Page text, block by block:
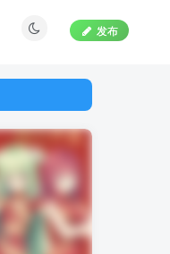
发布